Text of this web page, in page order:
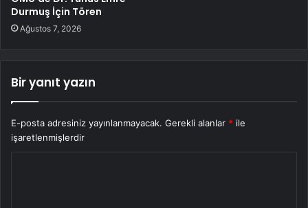
Durmuş İçin Tören
Ağustos 7, 2026
Bir yanıt yazın
E-posta adresiniz yayınlanmayacak. Gerekli alanlar * ile
işaretlenmişlerdir